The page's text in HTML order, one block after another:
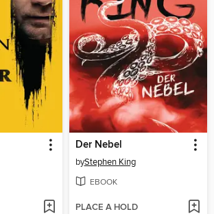
Der Nebel
byStephen King
EBOOK
PLACE A HOLD